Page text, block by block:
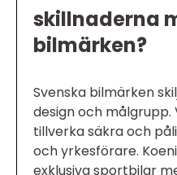
skillnaderna
bilmärken?
Svenska bilmärken
design och
tillverka säkra och
och yrkesförare.
exklusiva sportbilar